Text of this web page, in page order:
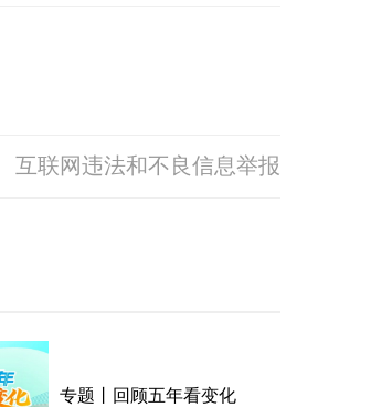
互联网违法和不良信息举报
专题丨回顾五年看变化